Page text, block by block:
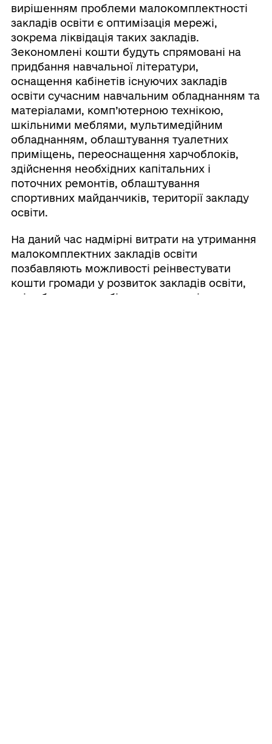
вирішенням проблеми малокомплектності
закладів освіти є оптимізація мережі,
зокрема ліквідація таких закладів.
Зекономлені кошти будуть спрямовані на
придбання навчальної літератури,
оснащення кабінетів існуючих закладів
освіти сучасним навчальним обладнанням та
матеріалами, комп’ютерною технікою,
шкільними меблями, мультимедійним
обладнанням, облаштування туалетних
приміщень, переоснащення харчоблоків,
здійснення необхідних капітальних і
поточних ремонтів, облаштування
спортивних майданчиків, території закладу
освіти.
На даний час надмірні витрати на утримання
малокомплектних закладів освіти
позбавляють можливості реінвестувати
кошти громади у розвиток закладів освіти,
які забезпечують більш високу якість